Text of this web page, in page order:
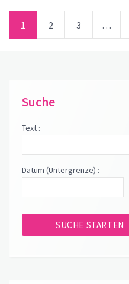
1 2 3 …
Suche
Text :
Datum (Untergrenze) :